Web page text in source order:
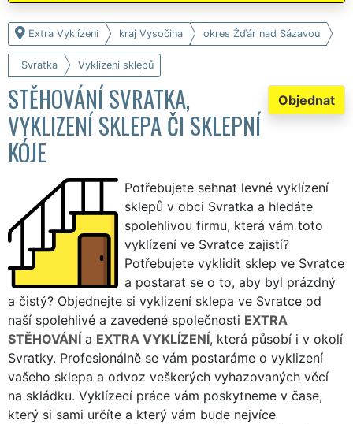
Extra Vyklízení kraj Vysočina okres Žďár nad Sázavou
Svratka Vyklízení sklepů
Objednat
STĚHOVÁNÍ SVRATKA,
VYKLIZENÍ SKLEPA ČI SKLEPNÍ
KÓJE
Potřebujete sehnat levné vyklízení
sklepů v obci Svratka a hledáte
spolehlivou firmu, která vám toto
vyklízení ve Svratce zajistí?
Potřebujete vyklidit sklep ve Svratce
a postarat se o to, aby byl prázdný
a čistý? Objednejte si vyklizení sklepa ve Svratce od
naší spolehlivé a zavedené společnosti EXTRA
STĚHOVÁNÍ a EXTRA VYKLÍZENÍ, která působí i v okolí
Svratky. Profesionálně se vám postaráme o vyklizení
vašeho sklepa a odvoz veškerých vyhazovaných věcí
na skládku. Vyklízecí práce vám poskytneme v čase,
který si sami určíte a který vám bude nejvíce